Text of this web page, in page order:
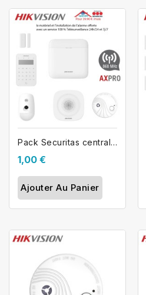
Pack Securitas centrale alarme...
1,00 €
Ajouter Au Panier